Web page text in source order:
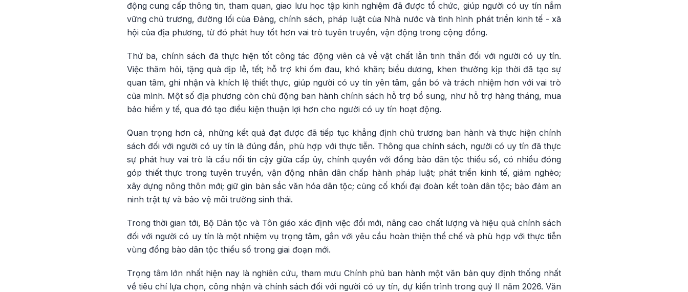
động cung cấp thông tin, tham quan, giao lưu học tập kinh nghiệm đã được tổ chức, giúp người có uy tín nắm
vững chủ trương, đường lối của Đảng, chính sách, pháp luật của Nhà nước và tình hình phát triển kinh tế - xã
hội của địa phương, từ đó phát huy tốt hơn vai trò tuyên truyền, vận động trong cộng đồng.
Thứ ba, chính sách đã thực hiện tốt công tác động viên cả về vật chất lẫn tinh thần đối với người có uy tín.
Việc thăm hỏi, tặng quà dịp lễ, tết; hỗ trợ khi ốm đau, khó khăn; biểu dương, khen thưởng kịp thời đã tạo sự
quan tâm, ghi nhận và khích lệ thiết thực, giúp người có uy tín yên tâm, gắn bó và trách nhiệm hơn với vai trò
của mình. Một số địa phương còn chủ động ban hành chính sách hỗ trợ bổ sung, như hỗ trợ hàng tháng, mua
bảo hiểm y tế, qua đó tạo điều kiện thuận lợi hơn cho người có uy tín hoạt động.
Quan trọng hơn cả, những kết quả đạt được đã tiếp tục khẳng định chủ trương ban hành và thực hiện chính
sách đối với người có uy tín là đúng đắn, phù hợp với thực tiễn. Thông qua chính sách, người có uy tín đã thực
sự phát huy vai trò là cầu nối tin cậy giữa cấp ủy, chính quyền với đồng bào dân tộc thiểu số, có nhiều đóng
góp thiết thực trong tuyên truyền, vận động nhân dân chấp hành pháp luật; phát triển kinh tế, giảm nghèo;
xây dựng nông thôn mới; giữ gìn bản sắc văn hóa dân tộc; củng cố khối đại đoàn kết toàn dân tộc; bảo đảm an
ninh trật tự và bảo vệ môi trường sinh thái.
Trong thời gian tới, Bộ Dân tộc và Tôn giáo xác định việc đổi mới, nâng cao chất lượng và hiệu quả chính sách
đối với người có uy tín là một nhiệm vụ trọng tâm, gắn với yêu cầu hoàn thiện thể chế và phù hợp với thực tiễn
vùng đồng bào dân tộc thiểu số trong giai đoạn mới.
Trọng tâm lớn nhất hiện nay là nghiên cứu, tham mưu Chính phủ ban hành một văn bản quy định thống nhất
về tiêu chí lựa chọn, công nhận và chính sách đối với người có uy tín, dự kiến trình trong quý II năm 2026. Văn